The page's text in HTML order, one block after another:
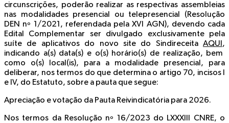
circunscrições, poderão realizar as respectivas assembleias
nas modalidades presencial ou telepresencial (Resolução
DEN nº 1/2021, referendada pela XVI AGN), devendo cada
Edital Complementar ser divulgado exclusivamente pela
suíte de aplicativos do novo site do Sindireceita AQUI ,
indicando a(s) data(s) e o(s) horário(s) de realização, bem
como o(s) local(is), para a modalidade presencial, para
deliberar, nos termos do que determina o artigo 70, incisos I
e IV, do Estatuto, sobre a pauta que segue:
Apreciação e votação da Pauta Reivindicatória para 2026.
Nos termos da Resolução nº 16/2023 do LXXXIII CNRE, o